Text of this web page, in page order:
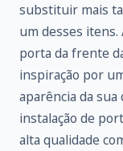
substituir mais
um desses itens.
porta da frente
inspiração por
aparência da sua
instalação de
alta qualidade